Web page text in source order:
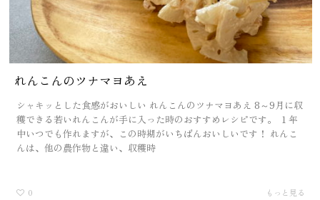
れんこんのツナマヨあえ
シャキッとした食感がおいしい れんこんのツナマヨあえ 8～9月に収
穫できる若いれんこんが手に入った時のおすすめレシピです。 １年
中いつでも作れますが、この時期がいちばんおいしいです！ れんこ
んは、他の農作物と違い、収穫時
0 もっと見る